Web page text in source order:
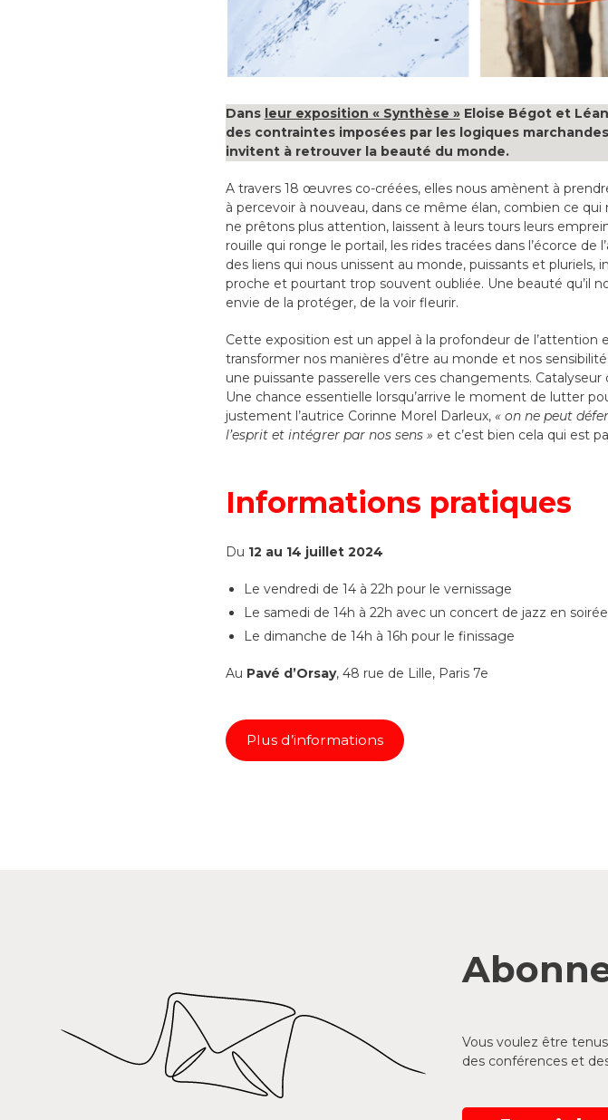
Dans leur exposition « Synthèse »Eloise Bégot et
des contraintes imposées par les logiques
invitent à retrouver la beauté du monde.
A travers 18 œuvres co-créées, elles nous amènent à
à percevoir à nouveau, dans ce même élan, combien ce
ne prêtons plus attention, laissent à leurs tours leurs
rouille qui ronge le portail, les rides tracées dans l’écorce
des liens qui nous unissent au monde, puissants et
proche et pourtant trop souvent oubliée. Une beauté qu’il
envie de la protéger, de la voir fleurir.
Cette exposition est un appel à la profondeur de l’attention
transformer nos manières d’être au monde et nos
une puissante passerelle vers ces changements.
Une chance essentielle lorsqu’arrive le moment de lutter
justement l’autrice Corinne Morel Darleux, « on ne peut
l’esprit et intégrer par nos sens » et c’est bien cela qui est
Informations pratiques
Du 12 au 14 juillet 2024
Le vendredi de 14 à 22h pour le vernissage
Le samedi de 14h à 22h avec un concert de jazz en soirée
Le dimanche de 14h à 16h pour le finissage
Au Pavé d’Orsay, 48 rue de Lille, Paris 7e
Plus d’informations
Vous voulez être
des conférences et